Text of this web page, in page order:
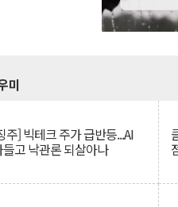
미
주] 빅테크 주가 급반등...AI
고 낙관론 되살아나